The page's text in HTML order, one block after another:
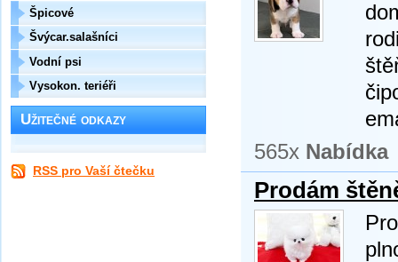
565x Nabídka
Prodám
Špicové
Švýcar.salašníci
Vodní psi
Vysokon. teriéři
Užitečné odkazy
RSS pro Vaší čtečku